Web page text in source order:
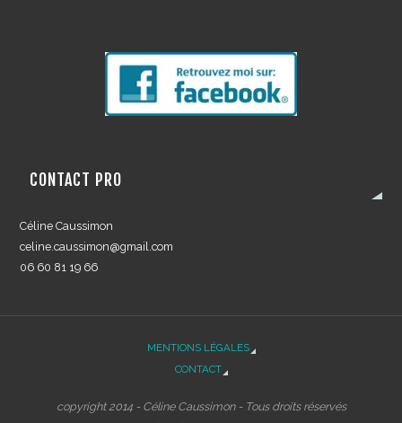
CONTACT PRO
Céline Caussimon
celine.caussimon@gmail.com
06 60 81 19 66
MENTIONS LÉGALES
CONTACT
copyright 2014 - Céline Caussimon - Tous droits réservés